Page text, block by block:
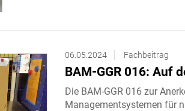
06.05.2024 Fachbeitrag
BAM-GGR 016: Auf
Die BAM-GGR 016 zur
Managementsystemen für